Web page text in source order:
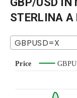
STERLINA
GBPUSD=X
Price